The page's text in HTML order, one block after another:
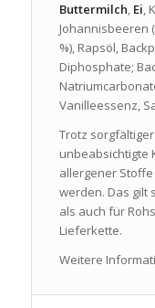
Buttermilch, Ei,
Johannisbeeren
%), Rapsöl,
Diphosphate;
Vanilleessenz,
Trotz
unbeabsichtigte
allergener
werden. Das gilt
als auch für
Lieferkette.
Weitere